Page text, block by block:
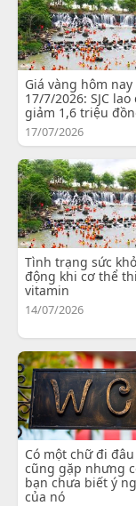
Giá vàng hôm nay
17/7/2026: SJC lao
giảm 1,6 triệu
17/07/2026
Tình trạng sức
động khi cơ thể
vitamin
14/07/2026
Có một chữ đi
cũng gặp nhưng
bạn chưa biết ý
của nó